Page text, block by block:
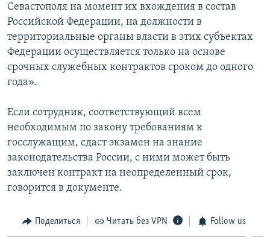
Севастополя на момент их вхождения в состав
Российской Федерации, на должности в
территориальные органы власти в этих субъектах
Федерации осуществляется только на основе
срочных служебных контрактов сроком до одного
года».
Если сотрудник, соответствующий всем
необходимым по закону требованиям к
госслужащим, сдаст экзамен на знание
законодательства России, с ними может быть
заключен контракт на неопределенный срок,
говорится в документе.
Поделиться Читать без VPN Follow us